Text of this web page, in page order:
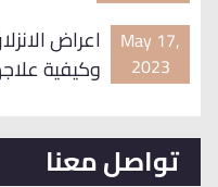
اعراض
وكيفية
May 17,
2023
تواصل معنا